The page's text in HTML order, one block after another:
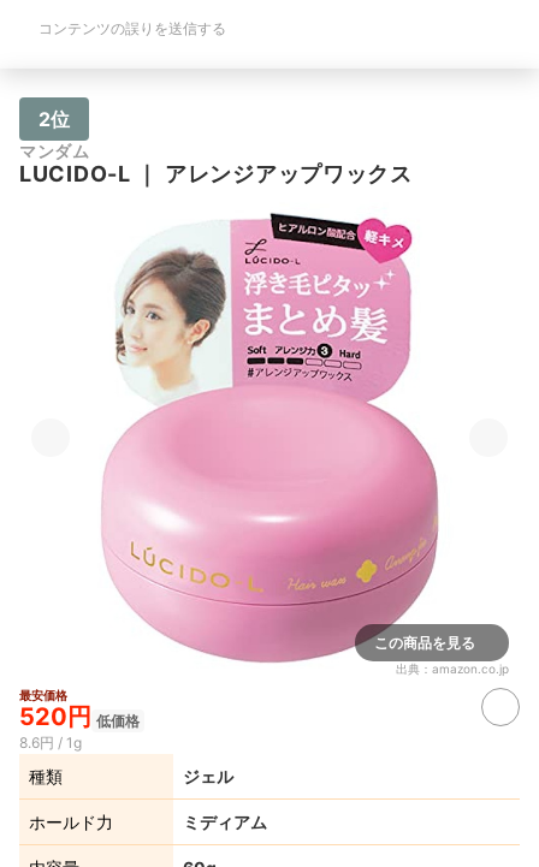
コンテンツの誤りを送信する
2位
マンダム
LUCIDO-L アレンジアップワックス
この商品を見る
出典： amazon.co.jp
最安価格
520円 低価格
8.6円 / 1g
種類 ジェル
ホールド力 ミディアム